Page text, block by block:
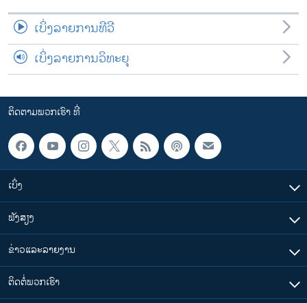
ເບິ່ງລາຍການທີວີ
ເບິ່ງລາຍການວິທະຍຸ
ຕິດຕາມພວກເຮົາ ທີ່
ເບິ່ງ
ຟັງສຽງ
ຂ່າວແລະລາຍງານ
ຕິດຕໍ່ພວກເຮົາ